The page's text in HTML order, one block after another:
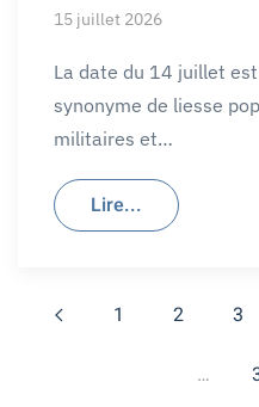
15 juillet 2026
La date du 14 juillet
synonyme de liesse
militaires et…
Lire...
1 2 3
…